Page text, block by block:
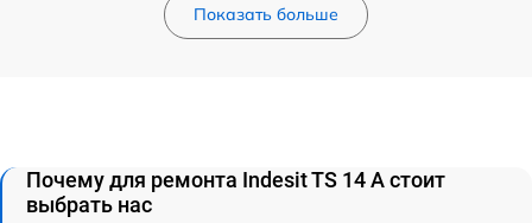
Показать больше
Почему для ремонта Indesit TS 14 A стоит
выбрать нас